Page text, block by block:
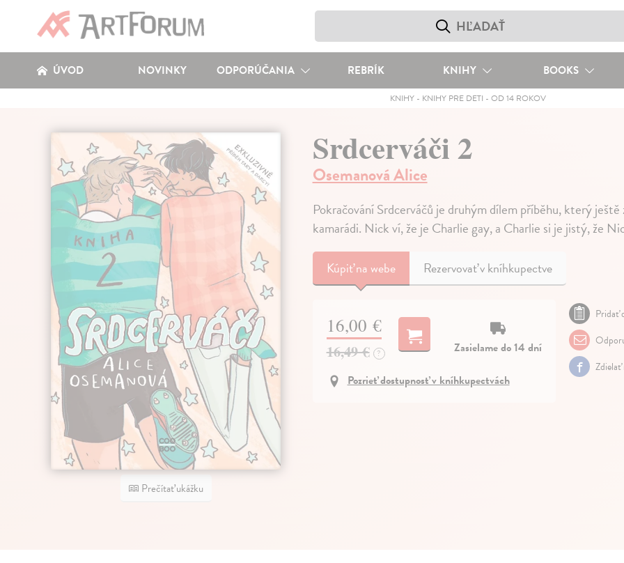
ÚVOD NOVINKY ODPORÚČANIA REBRÍK KNIHY BOOKS
KNIHY- KNIHY PRE DETI - OD 14 ROKOV
Prečítať ukážku
Srdcerváči 2
Osemanová Alice
Pokračování Srdcerváčů je druhým dílem příběhu, který
kamarádi. Nick ví, že je Charlie gay, a Charlie si je jistý, že
Kúpiťna webe Rezervovať v kníhkupectve
16,00 €
16,49 € ?
Zasielame do 14 dní
Pozrieť dostupnosť v kníhkupectvách
Pridať
Zdielať